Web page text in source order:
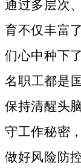
通过多层次
育不仅丰富
们心中种下
名职工都是
保持清醒头
守工作秘密
做好风险防